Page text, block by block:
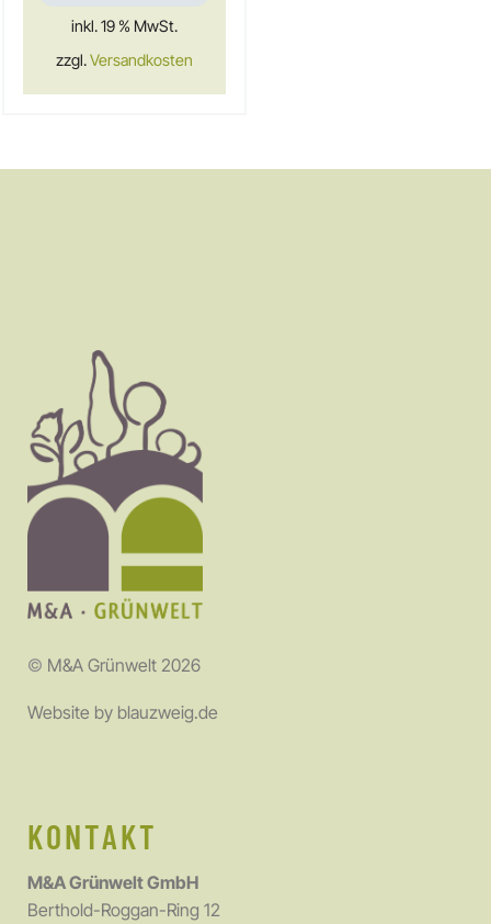
inkl. 19 % MwSt.
zzgl.Versandkosten
© M&A Grünwelt 2026
Website by blauzweig.de
KONTAKT
M&A Grünwelt GmbH
Berthold-Roggan-Ring 12